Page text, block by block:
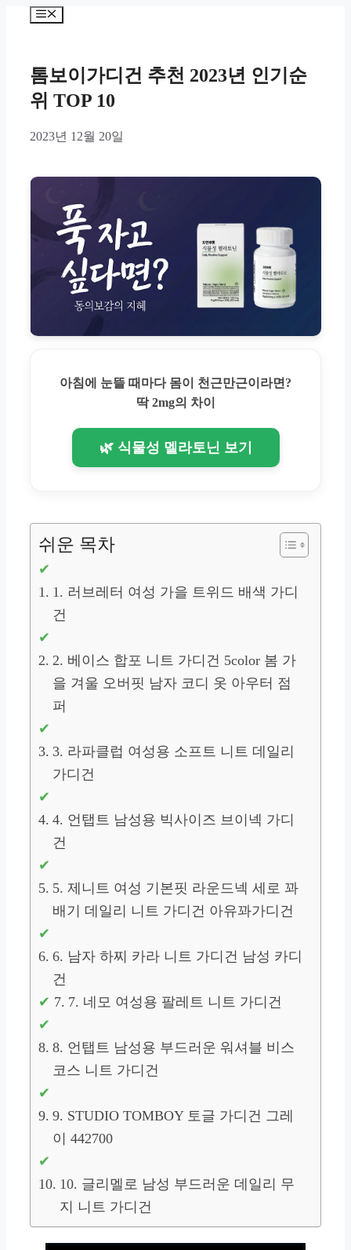
Menu
톰보이가디건 추천 2023년 인기순
위 TOP 10
2023년 12월 20일
아침에 눈뜰 때마다 몸이 천근만근이라면?
딱 2mg의 차이
🌿 식물성 멜라토닌 보기
쉬운 목차
1. 러브레터 여성 가을 트위드 배색 가디
건
2. 베이스 합포 니트 가디건 5color 봄 가
을 겨울 오버핏 남자 코디 옷 아우터 점
퍼
3. 라파클럽 여성용 소프트 니트 데일리
가디건
4. 언탭트 남성용 빅사이즈 브이넥 가디
건
5. 제니트 여성 기본핏 라운드넥 세로 꽈
배기 데일리 니트 가디건 아유꽈가디건
6. 남자 하찌 카라 니트 가디건 남성 카디
건
7. 네모 여성용 팔레트 니트 가디건
8. 언탭트 남성용 부드러운 워셔블 비스
코스 니트 가디건
9. STUDIO TOMBOY 토글 가디건 그레
이 442700
10. 글리멜로 남성 부드러운 데일리 무
지 니트 가디건